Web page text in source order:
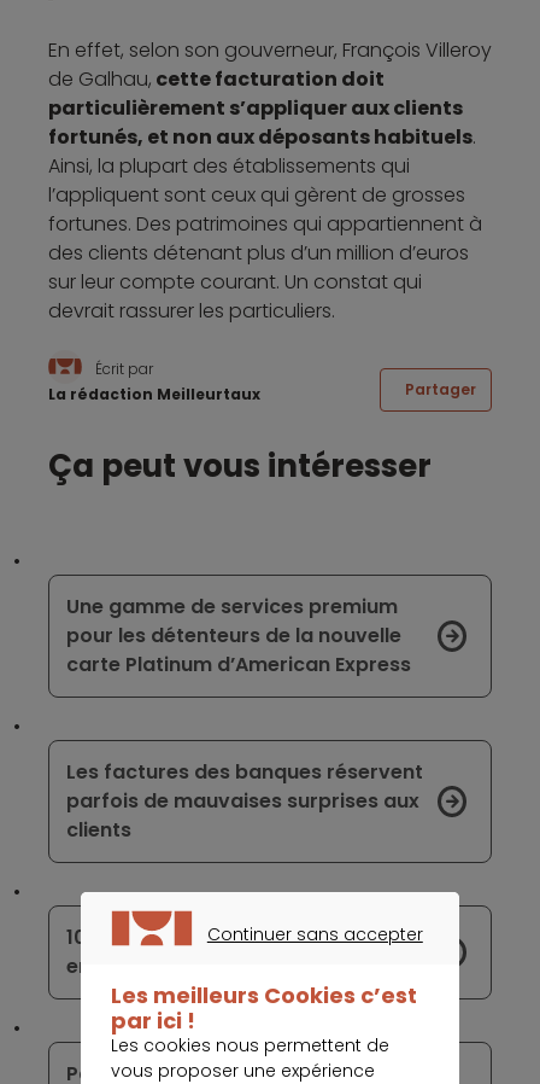
En effet, selon son gouverneur, François Villeroy
de Galhau, cette facturation doit
particulièrement s’appliquer aux clients
fortunés, et non aux déposants habituels.
Ainsi, la plupart des établissements qui
l’appliquent sont ceux qui gèrent de grosses
fortunes. Des patrimoines qui appartiennent à
des clients détenant plus d’un million d’euros
sur leur compte courant. Un constat qui
devrait rassurer les particuliers.
Écrit par
La rédaction Meilleurtaux
Partager
Ça peut vous intéresser
Une gamme de services premium
pour les détenteurs de la nouvelle
carte Platinum d’American Express
Les factures des banques réservent
parfois de mauvaises surprises aux
clients
1000 % de hausse des frais bancaires
en 10 ans
PayPal compte s’affranchir
Continuer sans accepter
Les meilleurs Cookies c’est
par ici !
Les cookies nous permettent de
vous proposer une expérience